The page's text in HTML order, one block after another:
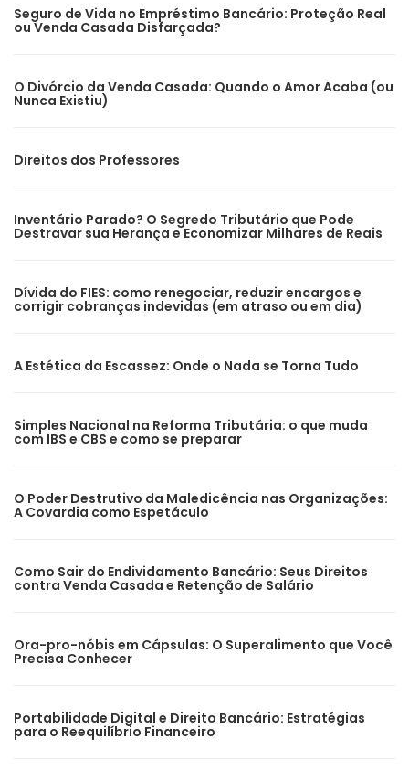
Seguro de Vida no Empréstimo Bancário: Proteção Real
ou Venda Casada Disfarçada?
O Divórcio da Venda Casada: Quando o Amor Acaba (ou
Nunca Existiu)
Direitos dos Professores
Inventário Parado? O Segredo Tributário que Pode
Destravar sua Herança e Economizar Milhares de Reais
Dívida do FIES: como renegociar, reduzir encargos e
corrigir cobranças indevidas (em atraso ou em dia)
A Estética da Escassez: Onde o Nada se Torna Tudo
Simples Nacional na Reforma Tributária: o que muda
com IBS e CBS e como se preparar
O Poder Destrutivo da Maledicência nas Organizações:
A Covardia como Espetáculo
Como Sair do Endividamento Bancário: Seus Direitos
contra Venda Casada e Retenção de Salário
Ora-pro-nóbis em Cápsulas: O Superalimento que Você
Precisa Conhecer
Portabilidade Digital e Direito Bancário: Estratégias
para o Reequilíbrio Financeiro